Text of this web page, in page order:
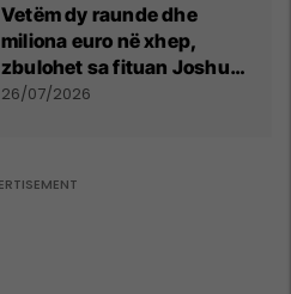
Vetëm dy raunde dhe
miliona euro në xhep,
zbulohet sa fituan Joshua
e Prenga
26/07/2026